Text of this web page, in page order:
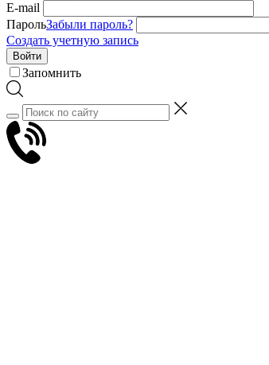
E-mail
ПарольЗабыли пароль?
Создать учетную запись
Войти
Запомнить